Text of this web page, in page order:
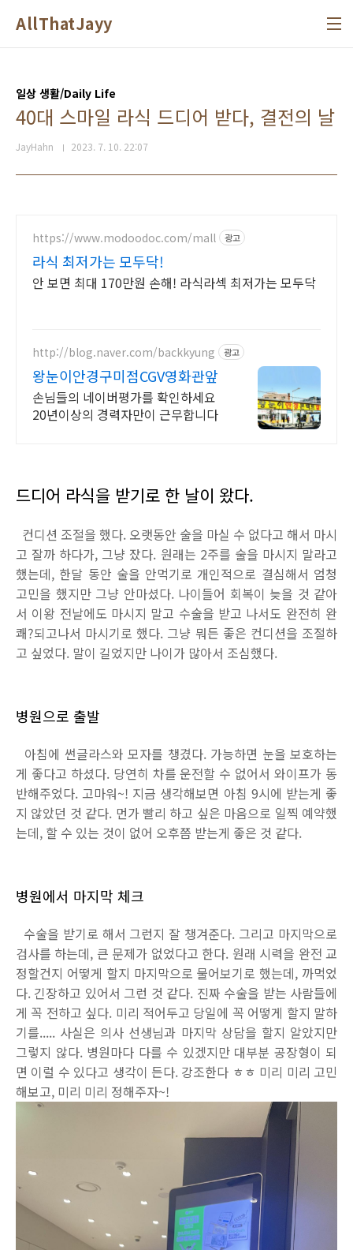
AllThatJayy
일상 생활/Daily Life
40대 스마일 라식 드디어 받다, 결전의 날
JayHahn 2023. 7. 10. 22:07
https://www.modoodoc.com/mall 광고
라식 최저가는 모두닥!
안 보면 최대 170만원 손해! 라식라섹 최저가는 모두닥
http://blog.naver.com/backkyung 광고
왕눈이안경구미점CGV영화관앞
손님들의 네이버평가를 확인하세요
20년이상의 경력자만이 근무합니다
드디어 라식을 받기로 한 날이 왔다.
컨디션 조절을 했다. 오랫동안 술을 마실 수 없다고 해서 마시
고 잘까 하다가, 그냥 잤다. 원래는 2주를 술을 마시지 말라고
했는데, 한달 동안 술을 안먹기로 개인적으로 결심해서 엄청
고민을 했지만 그냥 안마셨다. 나이들어 회복이 늦을 것 같아
서 이왕 전날에도 마시지 말고 수술을 받고 나서도 완전히 완
쾌?되고나서 마시기로 했다. 그냥 뭐든 좋은 컨디션을 조절하
고 싶었다. 말이 길었지만 나이가 많아서 조심했다.
병원으로 출발
아침에 썬글라스와 모자를 챙겼다. 가능하면 눈을 보호하는
게 좋다고 하셨다. 당연히 차를 운전할 수 없어서 와이프가 동
반해주었다. 고마워~! 지금 생각해보면 아침 9시에 받는게 좋
지 않았던 것 같다. 먼가 빨리 하고 싶은 마음으로 일찍 예약했
는데, 할 수 있는 것이 없어 오후쯤 받는게 좋은 것 같다.
병원에서 마지막 체크
수술을 받기로 해서 그런지 잘 챙겨준다. 그리고 마지막으로
검사를 하는데, 큰 문제가 없었다고 한다. 원래 시력을 완전 교
정할건지 어떻게 할지 마지막으로 물어보기로 했는데, 까먹었
다. 긴장하고 있어서 그런 것 같다. 진짜 수술을 받는 사람들에
게 꼭 전하고 싶다. 미리 적어두고 당일에 꼭 어떻게 할지 말하
기를..... 사실은 의사 선생님과 마지막 상담을 할지 알았지만
그렇지 않다. 병원마다 다를 수 있겠지만 대부분 공장형이 되
면 이럴 수 있다고 생각이 든다. 강조한다 ㅎㅎ 미리 미리 고민
해보고, 미리 미리 정해주자~!